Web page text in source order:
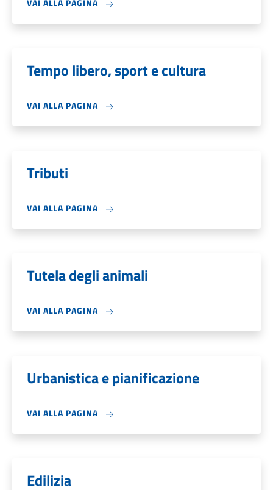
VAI ALLA PAGINA
Tempo libero, sport e cultura
VAI ALLA PAGINA
Tributi
VAI ALLA PAGINA
Tutela degli animali
VAI ALLA PAGINA
Urbanistica e pianificazione
VAI ALLA PAGINA
Edilizia